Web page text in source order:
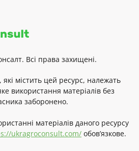
Всі права захищені.
містить цей ресурс, належать
використання матеріалів без
заборонено.
матеріалів даного ресурсу
ukragroconsult.com/ обов’язкове.